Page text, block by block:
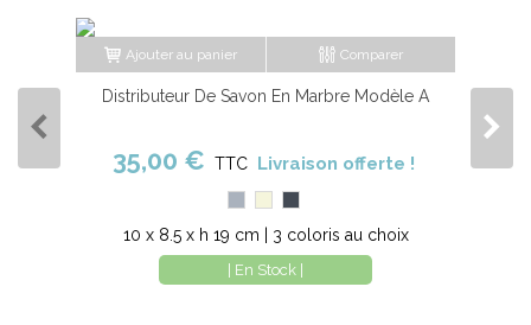
Ajouter au panier Comparer
Distributeur De Savon En Marbre Modèle A
35,00 € TTC Livraison offerte !
10 x 8.5 x h 19 cm | 3 coloris au choix
| En Stock |